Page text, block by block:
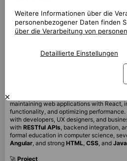
Vertrag
Vertrag über CP
8 000 EUR
maintaining web applications with React,
functionality, and optimizing
with developers, UX designers, and
with RESTful APIs, backend integration,
formal education in computer science,
Angular, and strong HTML, CSS, and
🚀 Project
Weitere Informationen über die
personenbezogener Daten finden
über die Verarbeitung von
Detaillierte Einstellungen